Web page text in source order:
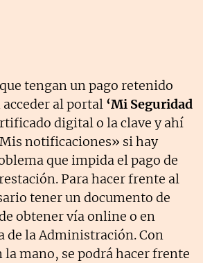
tengan un pago retenido
al portal ‘Mi Seguridad
digital o la clave y ahí
notificaciones» si hay
que impida el pago de
Para hacer frente al
tener un documento de
obtener vía online o en
de la Administración. Con
la mano, se podrá hacer frente